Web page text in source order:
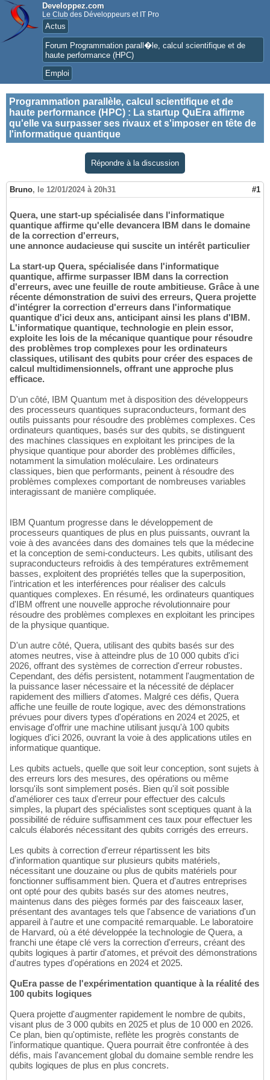
Developpez.com
Le Club des Développeurs et IT Pro
Actus
Forum Programmation parall�le, calcul scientifique et de
haute performance (HPC)
Emploi
Programmation parallèle, calcul scientifique et de
haute performance (HPC) : La startup QuEra affirme
qu'elle va surpasser ses rivaux et s'imposer en tête de
l'informatique quantique
Répondre à la discussion
Bruno, le 12/01/2024 à 20h31 #1
Quera, une start-up spécialisée dans l'informatique
quantique affirme qu'elle devancera IBM dans le domaine
de la correction d'erreurs,
une annonce audacieuse qui suscite un intérêt particulier
La start-up Quera, spécialisée dans l'informatique
quantique, affirme surpasser IBM dans la correction
d'erreurs, avec une feuille de route ambitieuse. Grâce à une
récente démonstration de suivi des erreurs, Quera projette
d'intégrer la correction d'erreurs dans l'informatique
quantique d'ici deux ans, anticipant ainsi les plans d'IBM.
L'informatique quantique, technologie en plein essor,
exploite les lois de la mécanique quantique pour résoudre
des problèmes trop complexes pour les ordinateurs
classiques, utilisant des qubits pour créer des espaces de
calcul multidimensionnels, offrant une approche plus
efficace.
D'un côté, IBM Quantum met à disposition des développeurs
des processeurs quantiques supraconducteurs, formant des
outils puissants pour résoudre des problèmes complexes. Ces
ordinateurs quantiques, basés sur des qubits, se distinguent
des machines classiques en exploitant les principes de la
physique quantique pour aborder des problèmes difficiles,
notamment la simulation moléculaire. Les ordinateurs
classiques, bien que performants, peinent à résoudre des
problèmes complexes comportant de nombreuses variables
interagissant de manière compliquée.
IBM Quantum progresse dans le développement de
processeurs quantiques de plus en plus puissants, ouvrant la
voie à des avancées dans des domaines tels que la médecine
et la conception de semi-conducteurs. Les qubits, utilisant des
supraconducteurs refroidis à des températures extrêmement
basses, exploitent des propriétés telles que la superposition,
l'intrication et les interférences pour réaliser des calculs
quantiques complexes. En résumé, les ordinateurs quantiques
d'IBM offrent une nouvelle approche révolutionnaire pour
résoudre des problèmes complexes en exploitant les principes
de la physique quantique.
D'un autre côté, Quera, utilisant des qubits basés sur des
atomes neutres, vise à atteindre plus de 10 000 qubits d'ici
2026, offrant des systèmes de correction d'erreur robustes.
Cependant, des défis persistent, notamment l'augmentation de
la puissance laser nécessaire et la nécessité de déplacer
rapidement des milliers d'atomes. Malgré ces défis, Quera
affiche une feuille de route logique, avec des démonstrations
prévues pour divers types d'opérations en 2024 et 2025, et
envisage d'offrir une machine utilisant jusqu'à 100 qubits
logiques d'ici 2026, ouvrant la voie à des applications utiles en
informatique quantique.
Les qubits actuels, quelle que soit leur conception, sont sujets à
des erreurs lors des mesures, des opérations ou même
lorsqu'ils sont simplement posés. Bien qu'il soit possible
d'améliorer ces taux d'erreur pour effectuer des calculs
simples, la plupart des spécialistes sont sceptiques quant à la
possibilité de réduire suffisamment ces taux pour effectuer les
calculs élaborés nécessitant des qubits corrigés des erreurs.
Les qubits à correction d'erreur répartissent les bits
d'information quantique sur plusieurs qubits matériels,
nécessitant une douzaine ou plus de qubits matériels pour
fonctionner suffisamment bien. Quera et d'autres entreprises
ont opté pour des qubits basés sur des atomes neutres,
maintenus dans des pièges formés par des faisceaux laser,
présentant des avantages tels que l'absence de variations d'un
appareil à l'autre et une compacité remarquable. Le laboratoire
de Harvard, où a été développée la technologie de Quera, a
franchi une étape clé vers la correction d'erreurs, créant des
qubits logiques à partir d'atomes, et prévoit des démonstrations
d'autres types d'opérations en 2024 et 2025.
QuEra passe de l'expérimentation quantique à la réalité des
100 qubits logiques
Quera projette d'augmenter rapidement le nombre de qubits,
visant plus de 3 000 qubits en 2025 et plus de 10 000 en 2026.
Ce plan, bien qu'optimiste, reflète les progrès constants de
l'informatique quantique. Quera pourrait être confrontée à des
défis, mais l'avancement global du domaine semble rendre les
qubits logiques de plus en plus concrets.